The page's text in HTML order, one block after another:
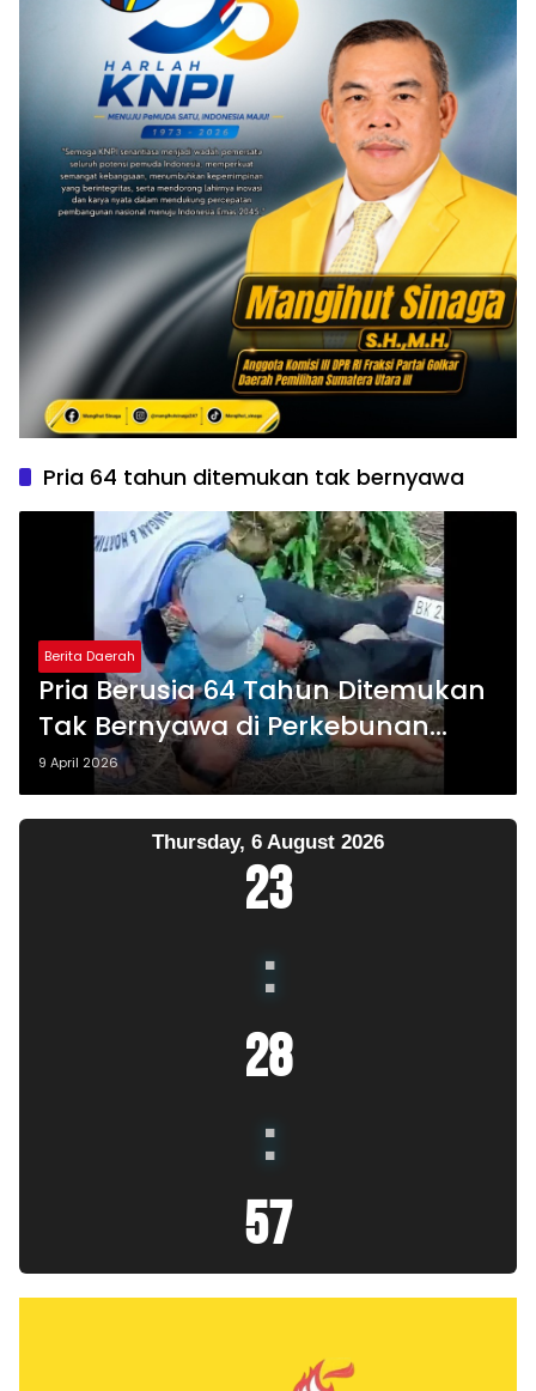
Pria 64 tahun ditemukan tak bernyawa
Berita Daerah
Pria Berusia 64 Tahun Ditemukan
Tak Bernyawa di Perkebunan
Batu Bara
9 April 2026
Thursday, 6 August 2026
23
:
28
:
57